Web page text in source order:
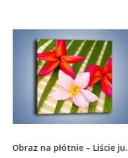
Obraz na płótnie – Liście juki i kwiaty –...